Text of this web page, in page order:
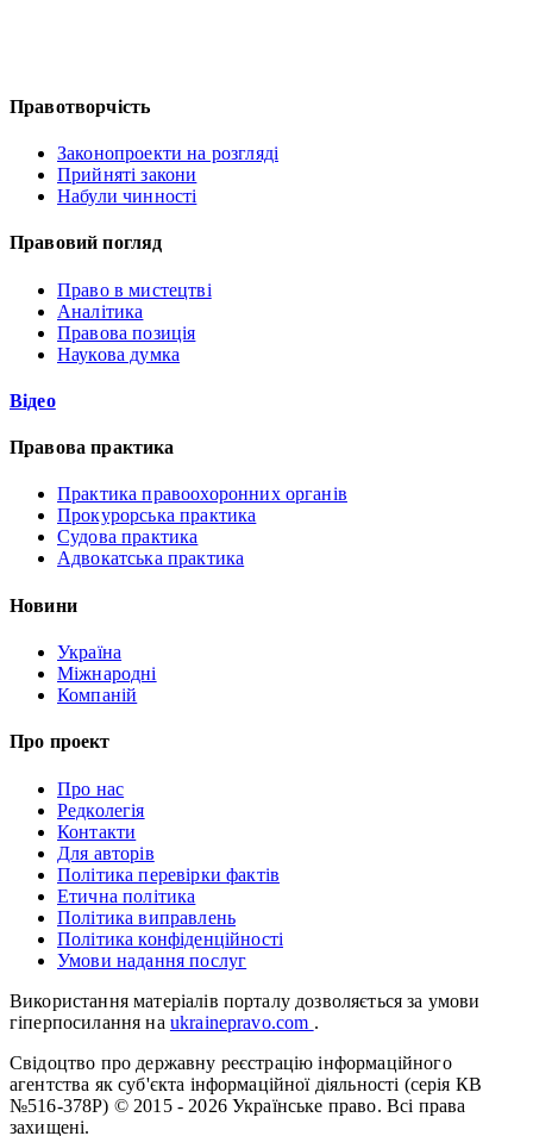
Правотворчість
Законопроекти на розгляді
Прийняті закони
Набули чинності
Правовий погляд
Право в мистецтві
Аналітика
Правова позиція
Наукова думка
Відео
Правова практика
Практика правоохоронних органів
Прокурорська практика
Судова практика
Адвокатська практика
Новини
Україна
Міжнародні
Компаній
Про проект
Про нас
Редколегія
Контакти
Для авторів
Політика перевірки фактів
Етична політика
Політика виправлень
Політика конфіденційності
Умови надання послуг
Використання матеріалів порталу дозволяється за умови
гіперпосилання на ukrainepravo.com .
Свідоцтво про державну реєстрацію інформаційного
агентства як суб'єкта інформаційної діяльності (серія КВ
№516-378Р) © 2015 - 2026 Українське право. Всі права
захищені.